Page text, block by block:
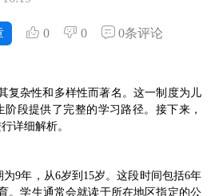
0 0
0条评论
杂性和多样性而著名。这一制度为儿
段提供了完整的学习路径。接下来，
详细解析。
9年，从6岁到15岁。这段时间包括6年
。学生通常会就读于所在地区指定的公